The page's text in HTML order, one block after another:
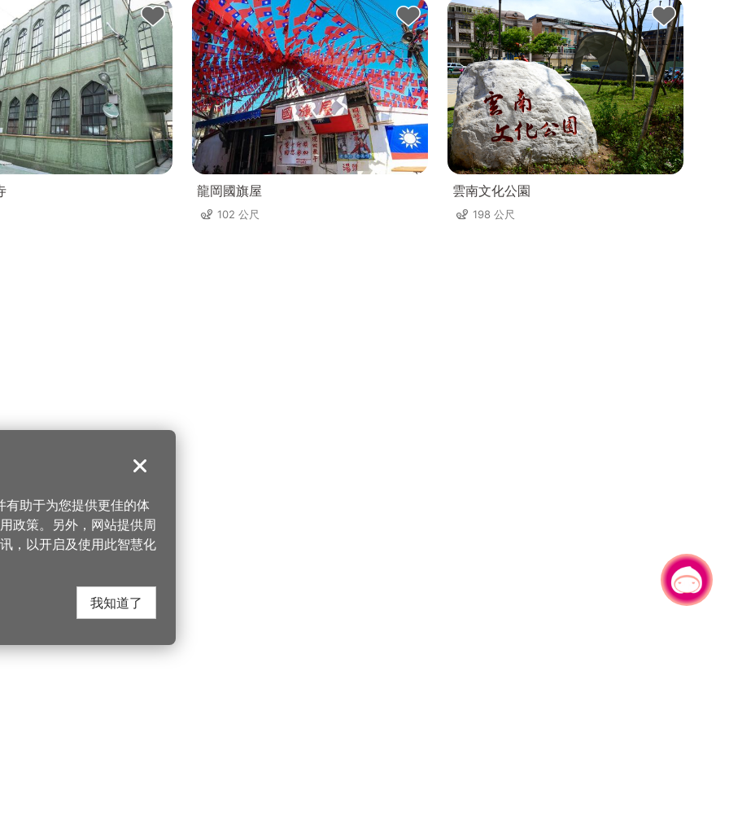
龍岡國旗屋
102 公尺
雲南文化公園
198 公尺
关闭
助于为您提供更佳的体
政策。另外，网站提供周
，以开启及使用此智慧化
我知道了